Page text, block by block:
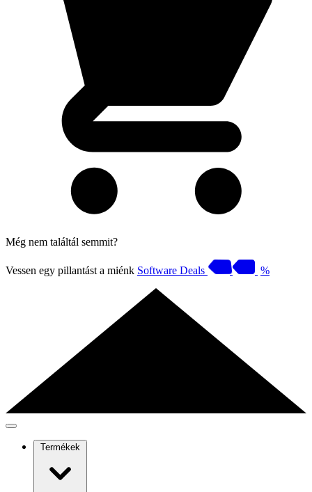
Még nem találtál semmit?
Vessen egy pillantást a miénk Software Deals %
Termékek